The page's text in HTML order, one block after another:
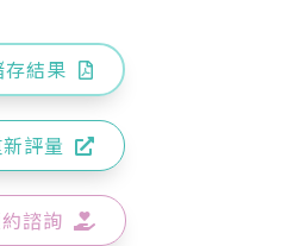
存結果
評量
諮詢